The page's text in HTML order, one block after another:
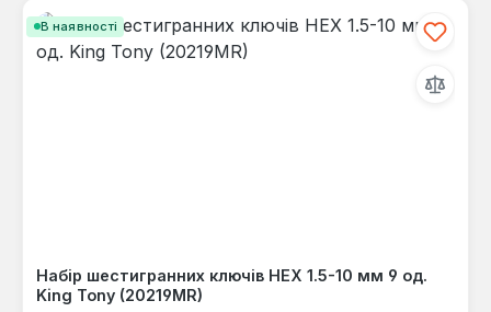
В наявності
Набір шестигранних ключів HEX 1.5-10 мм 9 од.
King Tony (20219MR)